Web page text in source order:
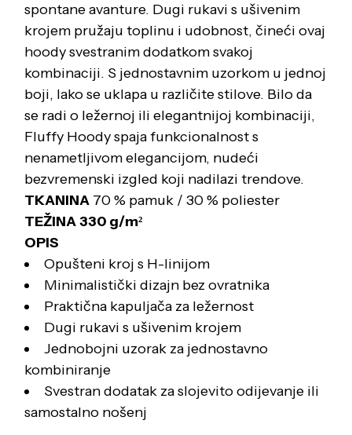
spontane avanture. Dugi rukavi s ušivenim
krojem pružaju toplinu i udobnost, čineći ovaj
hoody svestranim dodatkom svakoj
kombinaciji. S jednostavnim uzorkom u jednoj
boji, lako se uklapa u različite stilove. Bilo da
se radi o ležernoj ili elegantnijoj kombinaciji,
Fluffy Hoody spaja funkcionalnost s
nenametljivom elegancijom, nudeći
bezvremenski izgled koji nadilazi trendove.
TKANINA 70 % pamuk / 30 % poliester
TEŽINA330 g/m²
OPIS
Opušteni kroj s H-linijom
Minimalistički dizajn bez ovratnika
Praktična kapuljača za ležernost
Dugi rukavi s ušivenim krojem
Jednobojni uzorak za jednostavno
kombiniranje
Svestran dodatak za slojevito odijevanje ili
samostalno nošenj